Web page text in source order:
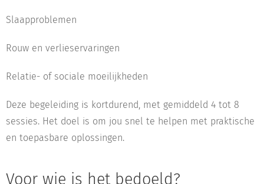
Slaapproblemen
Rouw en verlieservaringen
Relatie- of sociale moeilijkheden
Deze begeleiding is kortdurend, met gemiddeld 4 tot 8
sessies. Het doel is om jou snel te helpen met praktische
en toepasbare oplossingen.
Voor wie is het bedoeld?